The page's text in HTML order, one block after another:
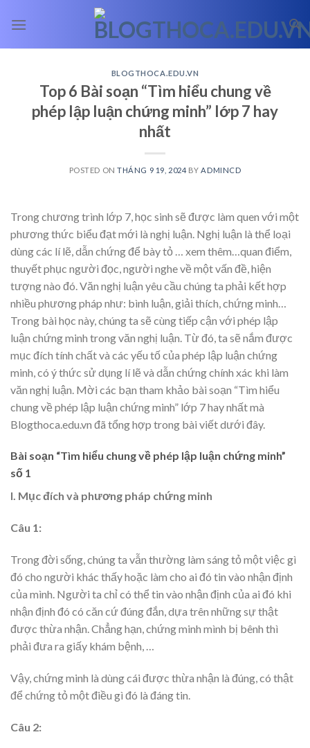
BLOGTHOCA.EDU.VN
Top 6 Bài soạn “Tìm hiểu chung về
phép lập luận chứng minh” lớp 7 hay
nhất
POSTED ONTHÁNG 9 19, 2024 BY ADMINCD
Trong chương trình lớp 7, học sinh sẽ được làm quen với một
phương thức biểu đạt mới là nghị luận. Nghị luận là thể loại
dùng các lí lẽ, dẫn chứng để bày tỏ
… xem thêm… quan điểm,
thuyết phục người đọc, người nghe về một vấn đề, hiện
tượng nào đó. Văn nghị luận yêu cầu chúng ta phải kết hợp
nhiều phương pháp như: bình luận, giải thích, chứng minh…
Trong bài học này, chúng ta sẽ cùng tiếp cận với phép lập
luận chứng minh trong văn nghị luận. Từ đó, ta sẽ nắm được
mục đích tính chất và các yếu tố của phép lập luận chứng
minh, có ý thức sử dụng lí lẽ và dẫn chứng chính xác khi làm
văn nghị luận. Mời các bạn tham khảo bài soạn “Tìm hiểu
chung về phép lập luận chứng minh” lớp 7 hay nhất mà
Blogthoca.edu.vn đã tổng hợp trong bài viết dưới đây.
Bài soạn “Tìm hiểu chung về phép lập luận chứng minh”
số 1
I. Mục đích và phương pháp chứng minh
Câu 1:
Trong đời sống, chúng ta vẫn thường làm sáng tỏ một việc gì
đó cho người khác thấy hoặc làm cho ai đó tin vào nhận định
của mình. Người ta chỉ có thể tin vào nhận định của ai đó khi
nhận định đó có căn cứ đúng đắn, dựa trên những sự thật
được thừa nhận. Chẳng hạn, chứng minh mình bị bênh thì
phải đưa ra giấy khám bệnh, …
Vậy, chứng minh là dùng cái được thừa nhận là đúng, có thật
để chứng tỏ một điều gì đó là đáng tin.
Câu 2: